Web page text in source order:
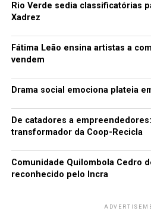
Rio Verde sedia classificatórias
Xadrez
Fátima Leão ensina artistas a
vendem
Drama social emociona plateia
De catadores a
transformador da Coop-Recicla
Comunidade Quilombola Cedro
reconhecido pelo Incra